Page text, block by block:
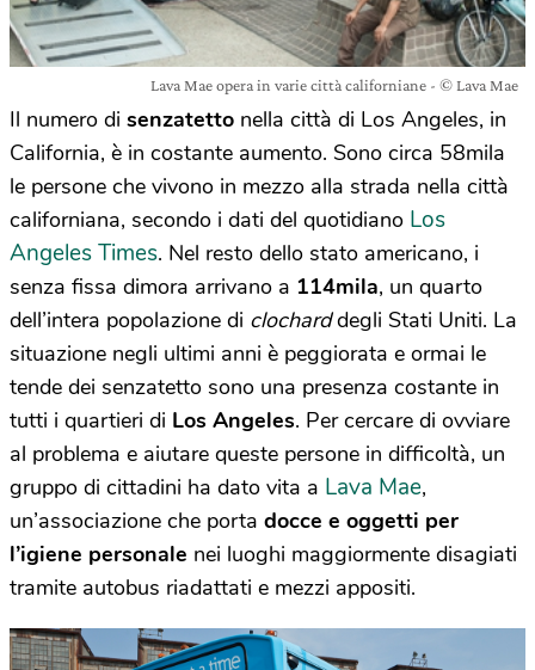
Lava Mae opera in varie città californiane - © Lava Mae
Il numero di senzatetto nella città di Los Angeles, in
California, è in costante aumento. Sono circa 58mila
le persone che vivono in mezzo alla strada nella città
californiana, secondo i dati del quotidiano Los
Angeles Times. Nel resto dello stato americano, i
senza fissa dimora arrivano a 114mila, un quarto
dell’intera popolazione di clocharddegli Stati Uniti. La
situazione negli ultimi anni è peggiorata e ormai le
tende dei senzatetto sono una presenza costante in
tutti i quartieri di Los Angeles. Per cercare di ovviare
al problema e aiutare queste persone in difficoltà, un
gruppo di cittadini ha dato vita a Lava Mae,
un’associazione che porta docce e oggetti per
l’igiene personale nei luoghi maggiormente disagiati
tramite autobus riadattati e mezzi appositi.